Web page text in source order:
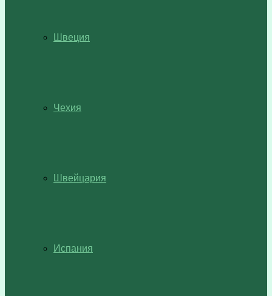
Швеция
Чехия
Швейцария
Испания